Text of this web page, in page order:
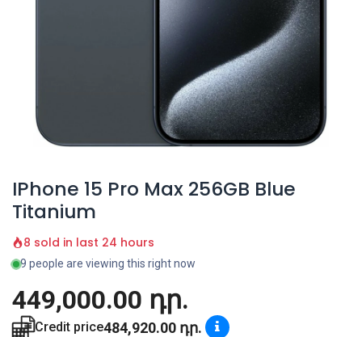
IPhone 15 Pro Max 256GB Blue
Titanium
8 sold in last 24 hours
9 people are viewing this right now
449,000.00 դր.
Credit price484,920.00 դր.